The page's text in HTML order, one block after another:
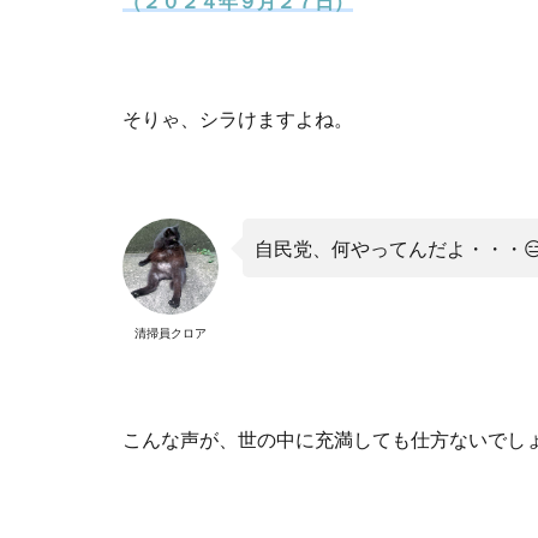
そりゃ、シラけますよね。
清掃員クロア
自民党、何やってんだよ・・・
こんな声が、世の中に充満しても仕方ないでし